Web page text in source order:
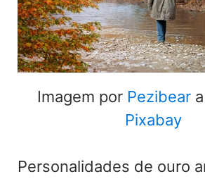
Imagem por Pezibear
Pixabay
Personalidades de ouro